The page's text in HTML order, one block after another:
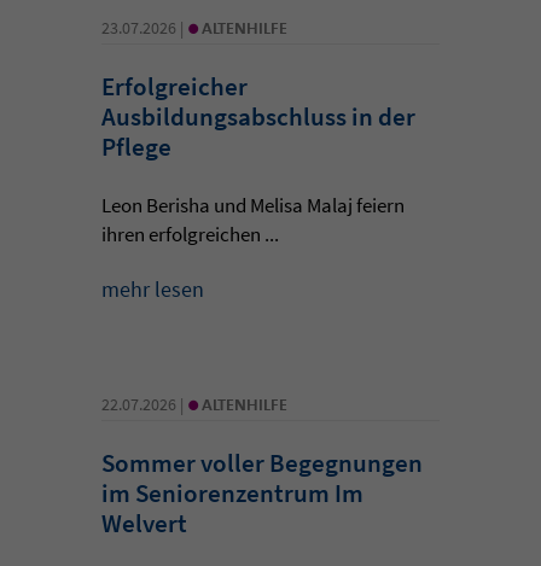
23.07.2026 | • ALTENHILFE
Erfolgreicher
Ausbildungsabschluss in der
Pflege
Leon Berisha und Melisa Malaj feiern
ihren erfolgreichen ...
mehr lesen
22.07.2026 | • ALTENHILFE
Sommer voller Begegnungen
im Seniorenzentrum Im
Welvert